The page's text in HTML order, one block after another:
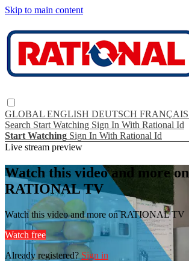
Skip to main content
GLOBAL ENGLISH DEUTSCH FRANÇAIS
Search Start Watching Sign In With Rational Id
Start Watching Sign In With Rational Id
Live stream preview
Watch this video and more on
RATIONAL TV
Watch this video and more on RATIONAL TV
Watch free
Already registered? Sign in